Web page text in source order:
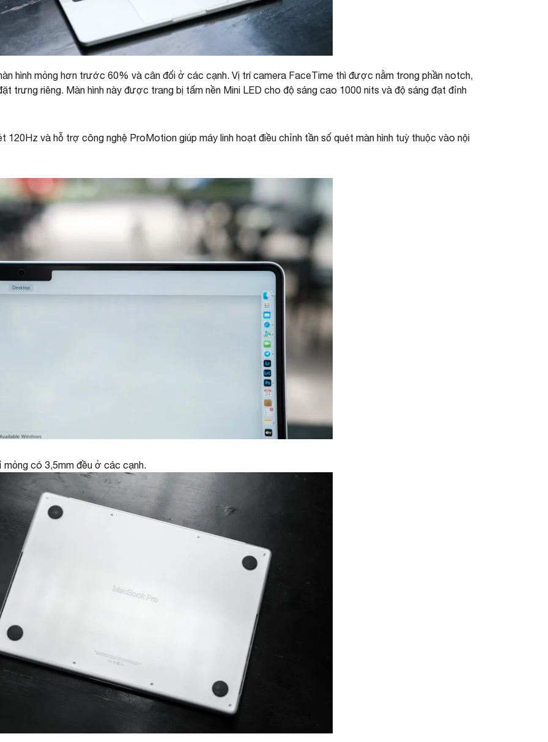
hình mỏng hơn trước 60% và cân đối ở các cạnh. Vị trí camera FaceTime thì được nằm trong phần notch,
trưng riêng. Màn hình này được trang bị tấm nền Mini LED cho độ sáng cao 1000 nits và độ sáng đạt đỉnh
120Hz và hỗ trợ công nghệ ProMotion giúp máy linh hoạt điều chỉnh tần số quét màn hình tuỳ thuộc vào nội
mỏng có 3,5mm đều ở các cạnh.